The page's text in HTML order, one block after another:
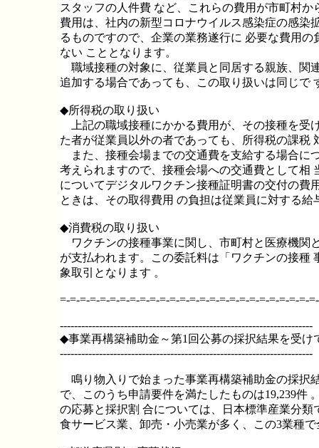
スタッフの人件費 など、これらの費用が市町村
費用は、社内の新型コロナウイルス感染症の感染
るものですので、企業の業務遂行に 必要な費用
ない こととなります。
職域接種の対象に、従業員と同居する親族、関
追加する場合であっても、この取り扱いは同じで
◆所得税の取り扱い
上記の職域接種にかかる費用が、その接種を受
た者が従業員以外の者であっても、所得税の課税
また、接種会場までの交通費を支給する場合に
考えられますので、接種会場への交通費として
についてデジタルワクチン接種証明書の交付の費
ときは、その取得費用 の負担は従業員に対する
◆消費税の取り扱い
ワクチンの接種事業に関し、市町村と医療機関
が支払われます。この委託料は「ワクチンの接種
象取引となります 。
=-=-=-=-=-=-=-=-=-=-=-=-=-=-=-=-=-=-=-=-=-=-=-=-=-
-----------------------------------------------------------------------
◆事業再構築補助金～第1回公募の採択結果を受け
-----------------------------------------------------------------------
鳴り物入りで始まった事業再構築補助金の採択
で、このうち申請要件を満たしたものは19,239件
の応募と採択割 合については、日本標準産業分
食サービス業、卸売・小売業が多く、この3業種